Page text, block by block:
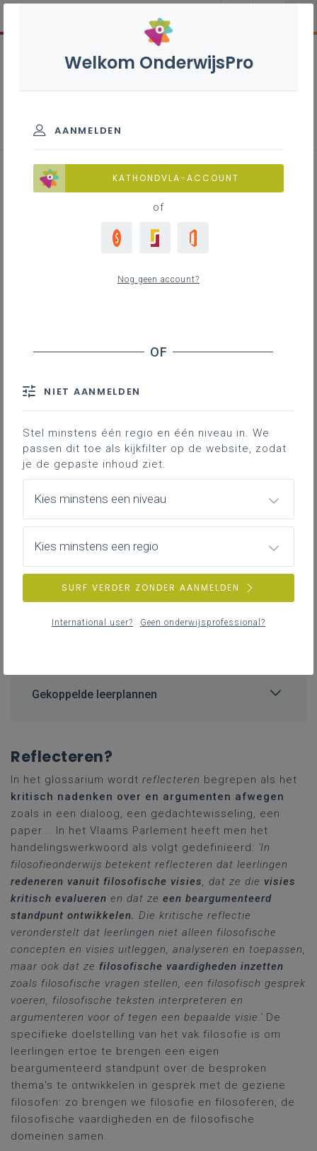
Het handelingswerkwoord
De reflectievraag
Het handelingswerkwoordreflecterenis
alomtegenwoordig in de leerplandoelen
filosofie: reflecteren over ethische
vraagstukken, over de mens, over
handelingswerkwoord dat net door die
alomtegenwoordigheid ook het vak
filosofie zelf een zeer specifiek karakter
onderreflecterenin het vak filosofie en
hoe kunnen we onze leerlingen ertoe
brengen te reflecteren over de
verschillende filosofische thema's in de
Gekoppelde leerplannen
Reflecteren?
In het glossarium wordt reflecteren begrepen als het
kritisch nadenken over en argumenten afwegen
zoals in een dialoog, een gedachtewisseling, een
paper... In het Vlaams Parlement heeft men het
handelingswerkwoord als volgt gedefinieerd: 'In
filosofieonderwijs betekent reflecteren dat leerlingen
redeneren vanuit filosofische visies, dat ze die visies
kritisch evalueren en dat ze een beargumenteerd
standpunt ontwikkelen. Die kritische reflectie
veronderstelt dat leerlingen niet alleen filosofische
concepten en visies uitleggen, analyseren en toepassen,
maar ook dat ze filosofische vaardigheden inzetten
zoals filosofische vragen stellen, een filosofisch gesprek
voeren, filosofische teksten interpreteren en
argumenteren voor of tegen een bepaalde visie.' De
specifieke doelstelling van het vak filosofie is om
leerlingen ertoe te brengen een eigen
beargumenteerd standpunt over de besproken
thema's te ontwikkelen in gesprek met de geziene
filosofen: zo brengen we filosofie en filosoferen, de
filosofische vaardigheden en de filosofische
domeinen samen.
Welkom OnderwijsPro
AANMELDEN
KATHONDVLA-ACCOUNT
of
Nog geen account?
NIET AANMELDEN
Stel minstens één regio en één niveau in. We
passen dit toe als kijkfilter op de website, zodat
je de gepaste inhoud ziet.
Kies minstens een niveau
Kies minstens een regio
SURF VERDER ZONDER AANMELDEN
International user? Geen onderwijsprofessional?